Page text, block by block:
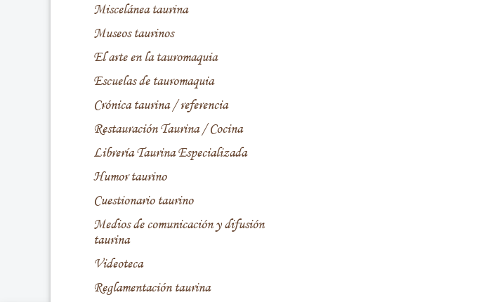
Miscelánea taurina
Museos taurinos
El arte en la tauromaquia
Escuelas de tauromaquia
Crónica taurina / referencia
Restauración Taurina / Cocina
Librería Taurina Especializada
Humor taurino
Cuestionario taurino
Medios de comunicación y difusión
taurina
Videoteca
Reglamentación taurina